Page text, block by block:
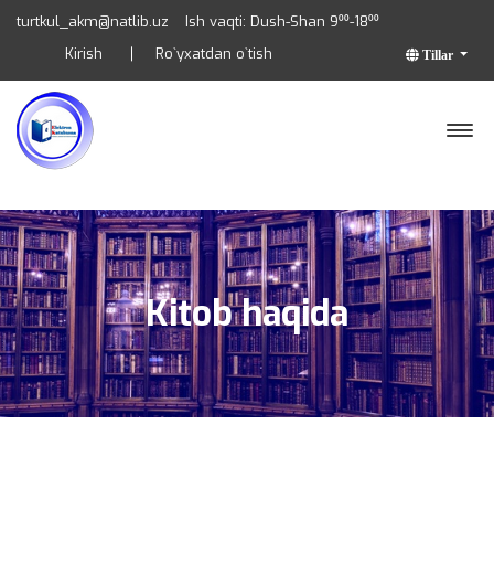
turtkul_akm@natlib.uz Ish vaqti: Dush-Shan 9⁰⁰-18⁰⁰
Tillar
Kirish Ro`yxatdan o`tish
Kitob haqida